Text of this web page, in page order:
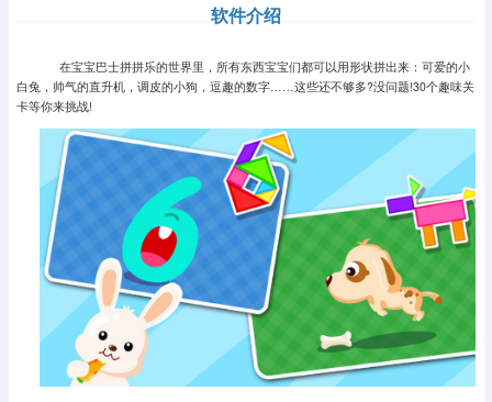
软件介绍
在宝宝巴士拼拼乐的世界里，所有东西宝宝们都可以用形状拼出来：可爱的小
白兔，帅气的直升机，调皮的小狗，逗趣的数字……这些还不够多?没问题!30个趣味关
卡等你来挑战!